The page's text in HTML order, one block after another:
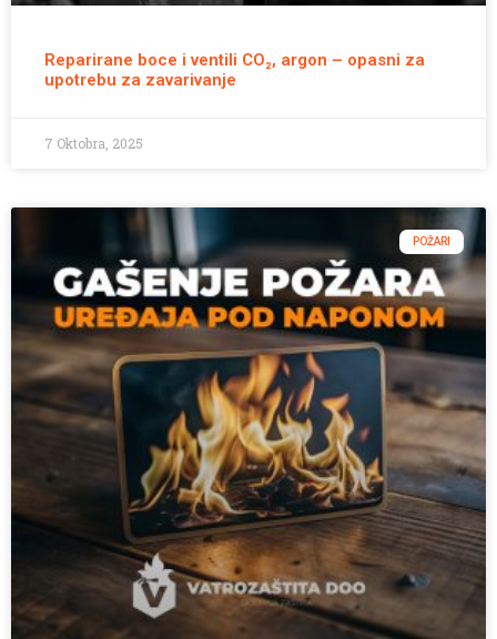
Reparirane boce i ventili CO₂, argon – opasni za
upotrebu za zavarivanje
7 Oktobra, 2025
POŽARI